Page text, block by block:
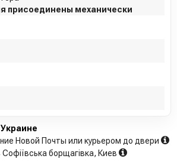
присоединены механически
Новой Почты или курьером до двери
борщагівка, Киев